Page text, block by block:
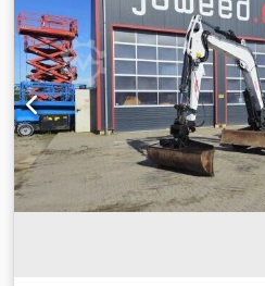
20 100%
, kopējais svars:19 300
5218640 Chodpszp T Aujfx Aipja
5107-00494